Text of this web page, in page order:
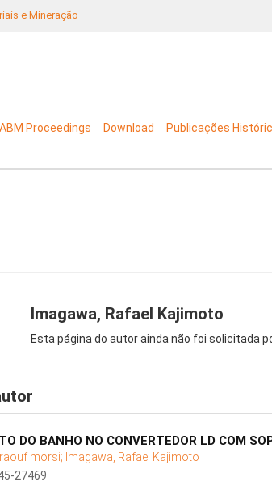
e Mineração
Proceedings Download Publicações
Imagawa, Rafael Kajimoto
Esta página do autor ainda não foi solicitada
DO BANHO NO CONVERTEDOR LD COM
morsi; Imagawa, Rafael Kajimoto
27469